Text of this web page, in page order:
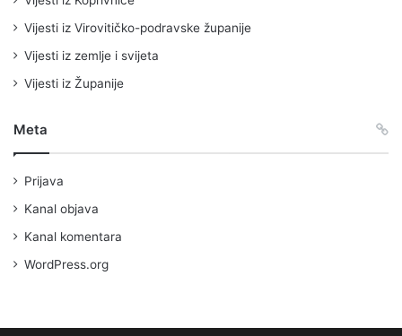
Vijesti iz Virovitičko-podravske županije
Vijesti iz zemlje i svijeta
Vijesti iz Županije
Meta
Prijava
Kanal objava
Kanal komentara
WordPress.org